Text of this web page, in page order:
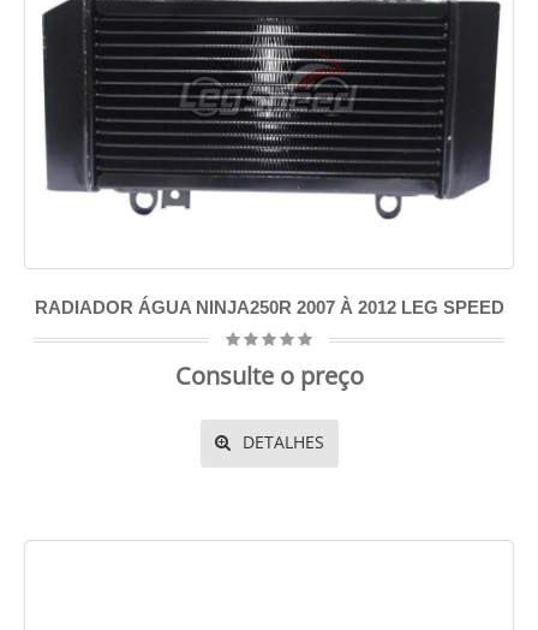
RADIADOR ÁGUA NINJA250R 2007 À 2012 LEG SPEED
Consulte o preço
DETALHES